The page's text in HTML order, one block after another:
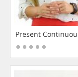
Present